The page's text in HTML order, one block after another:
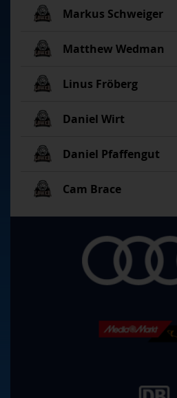
Markus Schweiger
Matthew Wedman
Linus Fröberg
Daniel Wirt
Daniel Pfaffengut
Cam Brace